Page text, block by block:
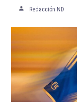
Redacción ND